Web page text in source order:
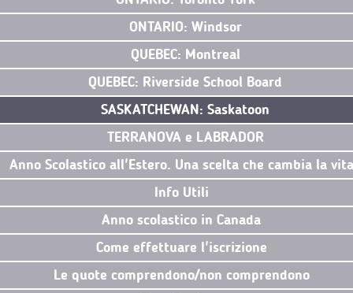
ONTARIO: Windsor
QUEBEC: Montreal
QUEBEC: Riverside School Board
SASKATCHEWAN: Saskatoon
TERRANOVA e LABRADOR
Anno Scolastico all'Estero. Una scelta che cambia la vita
Info Utili
Anno scolastico in Canada
Come effettuare l'iscrizione
Le quote comprendono/non comprendono